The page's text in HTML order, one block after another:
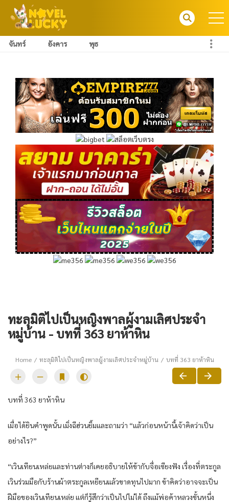
จันทร์ อังคาร พุธ
ทะลุมิติไปเป็นหญิงพาลผู้งามเลิศประจำ
หมู่บ้าน - บทที่ 363 ยาห้าหิน
Home ทะลุมิติไปเป็นหญิงพาลผู้งามเลิศประจำหมู่บ้าน บทที่ 363 ยาห้าหิน
บทที่ 363 ยาห้าหิน
เมื่อได้ยินคำพูดนั้น เมิ่งฉีฮ่วนยิ้มและถามว่า “แล้วก่อนหน้านี้เจ้าคิดว่าเป็น
อย่างไร?”
“เวินเทียนเหล่ยและท่านต่างก็เคยอธิบายให้ข้ากับจื่อเซียงฟัง เรื่องที่ตระกูล
เวินร่วมมือกับร้านผ้าตระกูลเหยียนแล้วขาดทุนไปมาก ข้าคิดว่าอาจจะเป็น
ฝีมือของเวินเทียนเหล่ย แต่ก็รู้สึกว่าเป็นไปไม่ได้ ถึงแม้พ่อค้าหลวงขั้นหนึ่ง